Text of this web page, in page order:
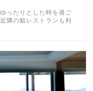
ったりとした時を過ご
隣の鮨レストランも利